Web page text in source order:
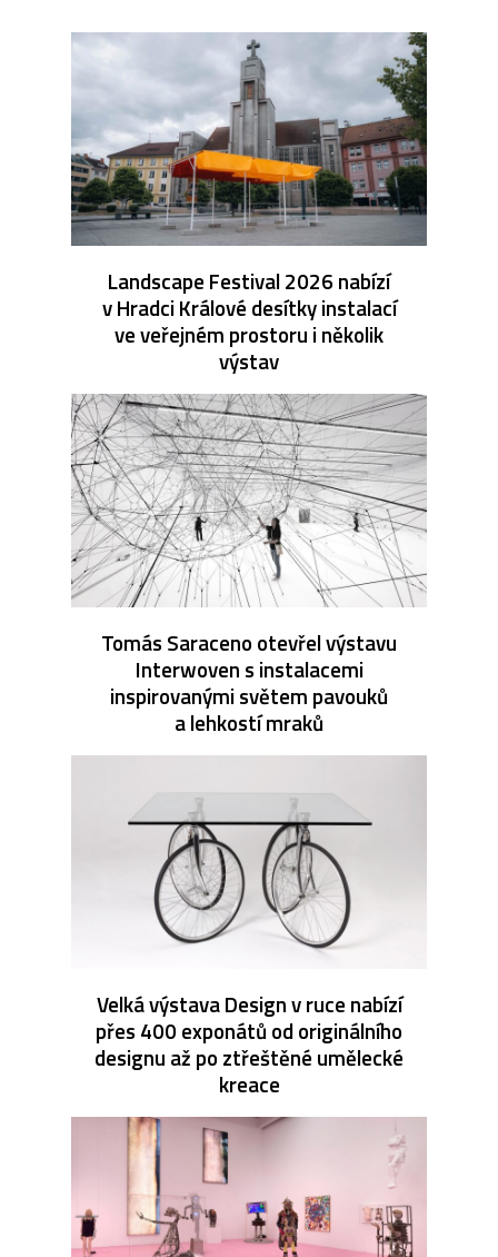
Landscape Festival 2026 nabízí
v Hradci Králové desítky instalací
ve veřejném prostoru i několik
výstav
Tomás Saraceno otevřel výstavu
Interwoven s instalacemi
inspirovanými světem pavouků
a lehkostí mraků
Velká výstava Design v ruce nabízí
přes 400 exponátů od originálního
designu až po ztřeštěné umělecké
kreace